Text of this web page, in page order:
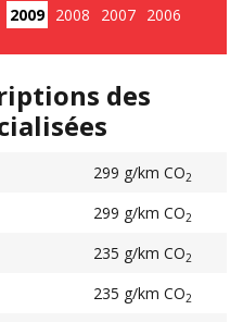
2009 2008 2007 2006
des
299 g/km CO2
299 g/km CO2
235 g/km CO2
235 g/km CO2